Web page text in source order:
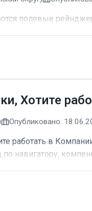
полевые
Хотите
Опубликовано:
работать в
навигатору,